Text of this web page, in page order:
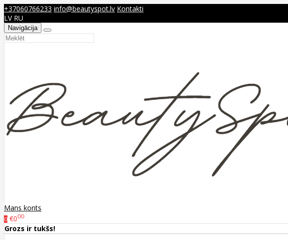
+37060766233 info@beautyspot.lv Kontakti
LV RU
Navigācija
Mans konts
0 €000
Grozs ir tukšs!